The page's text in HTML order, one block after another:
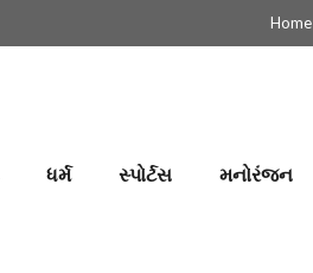
Home
ધર્મ સ્પોર્ટસ મનોરંજન